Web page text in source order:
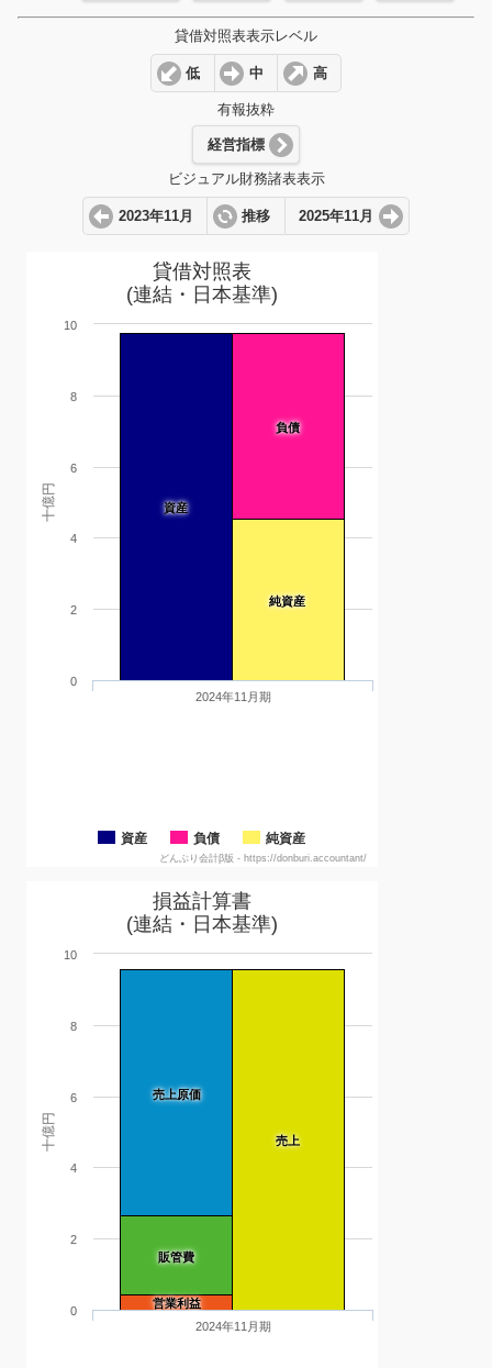
貸借対照表表示レベル
低 中 高
有報抜粋
経営指標
ビジュアル財務諸表表示
2023年11月 推移 2025年11月
十億円
貸借対照表
(連結・日本基準)
資産
負債
純資産
資産 負債 純資産
2024年11月期
0
10
2
4
6
8
どんぶり会計β版 - https://donburi.accountant/
十億円
損益計算書
(連結・日本基準)
売上原価
販管費
営業利益
売上
2024年11月期
0
10
2
4
6
8